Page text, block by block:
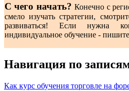
С чего начать?Конечно с
смело изучать стратегии,
развиваться! Если нужна
индивидуальное обучение -
Навигация по
Как курс обучения торговле на